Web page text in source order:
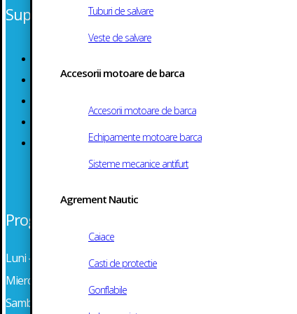
Tuburi de salvare
Veste de salvare
Accesorii motoare de barca
Accesorii motoare de barca
Echipamente motoare barca
Sisteme mecanice antifurt
Agrement Nautic
Caiace
Casti de protectie
Gonflabile
Suport Clienti
Politica de Confidentialitate
Solutionarea Online a Litigiilor
Program
Luni – Marti: 08:30 – 16:30
Miercuri – Vineri: 08:30 – 16:30
Sambata: Inchis